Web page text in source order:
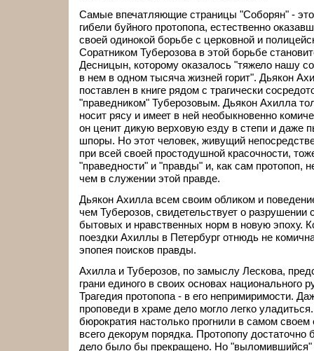
Самые впечатляющие страницы "Соборян" - это
гибели буйного протопопа, естественно
своей одинокой борьбе с церковной и
Соратником Туберозова в этой борьбе
Десницын, которому оказалось "тяжело нашу
в нем в одном тысяча жизней горит". Дьякон
поставлен в книге рядом с трагически
"праведником" Туберозовым. Дьякон Ахилла
носит рясу и имеет в ней необыкновенно
он ценит дикую верховую езду в степи и даже
шпоры. Но этот человек, живущий
при всей своей простодушной красочности,
"праведности" и "правды" и, как сам протопоп,
чем в служении этой правде.
Дьякон Ахилла всем своим обликом и
чем Туберозов, свидетельствует о разрушении
бытовых и нравственных норм в новую эпоху.
поездки Ахиллы в Петербург отнюдь не
эпопея поисков правды.
Ахилла и Туберозов, по замыслу Лескова,
грани единого в своих основах национального
Трагедия протопопа - в его непримиримости.
проповеди в храме дело могло легко
бюрократия настолько прогнили в самом
всего декорум порядка. Протопопу достаточно
дело было бы прекращено. Но "выломившийся"